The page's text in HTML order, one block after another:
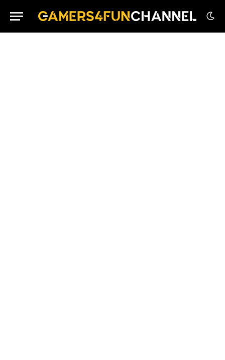
Epic Games Store: Disponibili Gratuitamente Due